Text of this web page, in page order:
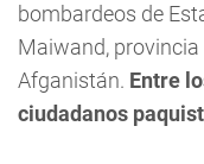
bombardeos de
Maiwand, provincia
Afganistán. Entre
ciudadanos